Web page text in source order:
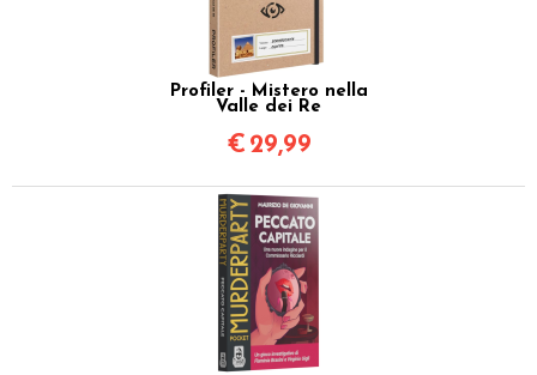
Profiler - Mistero nella
Valle dei Re
€ 29,99